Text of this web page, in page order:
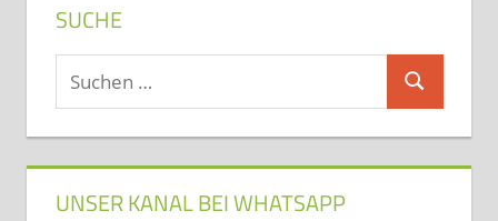
SUCHE
Suchen
nach:
Suchen
UNSER KANAL BEI WHATSAPP